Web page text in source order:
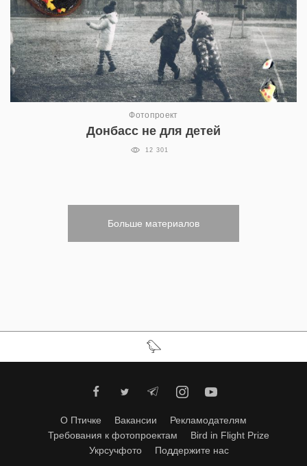
Фотопроект
Донбасс не для детей
12 301
Больше материалов
О Птичке Вакансии
Рекламодателям
Требования к фотопроектам
Bird in Flight Prize
Укрсучфото
Поддержите нас